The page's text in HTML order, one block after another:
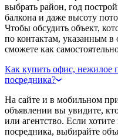
выбрать район, год
балкона и даже высоту
Чтобы обсудить объект,
по контактам, указанным
сможете как
Как купить офис, нежилое
посредника?
На сайте и в мобильном
объявлении вы увидите,
или агентство. Если
посредника, выбирайте